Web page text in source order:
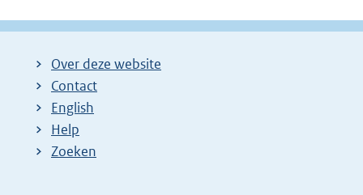
Over deze website
Contact
English
Help
Zoeken